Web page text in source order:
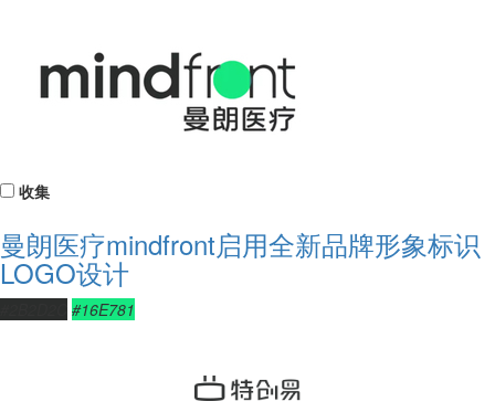
收集
曼朗医疗mindfront启用全新品牌形象标识
LOGO设计
#16E781